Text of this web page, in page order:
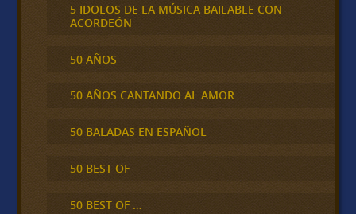
5 IDOLOS DE LA MÚSICA BAILABLE CON
ACORDEÓN
50 AÑOS
50 AÑOS CANTANDO AL AMOR
50 BALADAS EN ESPAÑOL
50 BEST OF
50 BEST OF …